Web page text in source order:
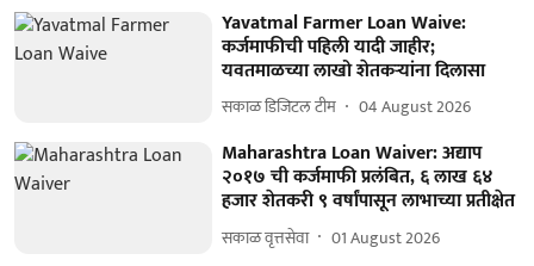
Yavatmal Farmer Loan Waive:
कर्जमाफीची पहिली यादी जाहीर;
यवतमाळच्या लाखो शेतकऱ्यांना दिलासा
सकाळ डिजिटल टीम 04 August 2026
Maharashtra Loan Waiver: अद्याप
२०१७ ची कर्जमाफी प्रलंबित, ६ लाख ६४
हजार शेतकरी ९ वर्षांपासून लाभाच्या प्रतीक्षेत
सकाळ वृत्तसेवा 01 August 2026